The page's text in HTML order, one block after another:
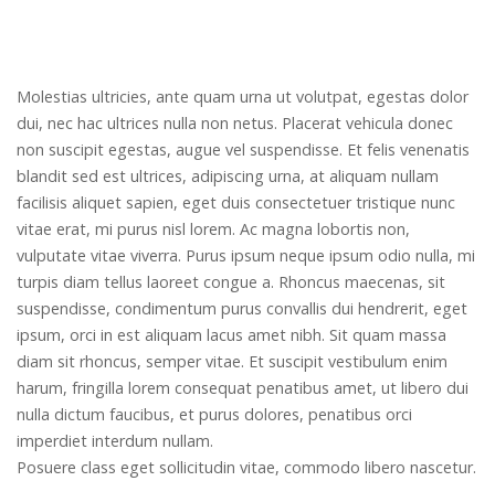
Molestias ultricies, ante quam urna ut volutpat, egestas dolor
dui, nec hac ultrices nulla non netus. Placerat vehicula donec
non suscipit egestas, augue vel suspendisse. Et felis venenatis
blandit sed est ultrices, adipiscing urna, at aliquam nullam
facilisis aliquet sapien, eget duis consectetuer tristique nunc
vitae erat, mi purus nisl lorem. Ac magna lobortis non,
vulputate vitae viverra. Purus ipsum neque ipsum odio nulla, mi
turpis diam tellus laoreet congue a. Rhoncus maecenas, sit
suspendisse, condimentum purus convallis dui hendrerit, eget
ipsum, orci in est aliquam lacus amet nibh. Sit quam massa
diam sit rhoncus, semper vitae. Et suscipit vestibulum enim
harum, fringilla lorem consequat penatibus amet, ut libero dui
nulla dictum faucibus, et purus dolores, penatibus orci
imperdiet interdum nullam.
Posuere class eget sollicitudin vitae, commodo libero nascetur.